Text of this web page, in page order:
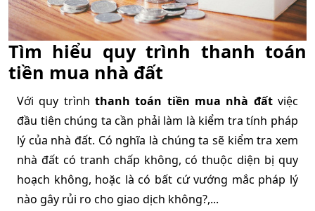
Tìm hiểu quy trình thanh toán
tiền mua nhà đất
Với quy trình thanh toán tiền mua nhà đất việc
đầu tiên chúng ta cần phải làm là kiểm tra tính pháp
lý của nhà đất. Có nghĩa là chúng ta sẽ kiểm tra xem
nhà đất có tranh chấp không, có thuộc diện bị quy
hoạch không, hoặc là có bất cứ vướng mắc pháp lý
nào gây rủi ro cho giao dịch không?,...